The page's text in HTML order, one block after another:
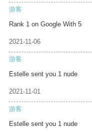
游客
Rank 1 on Google With 5
2021-11-06
游客
Estelle sent you 1 nude
2021-11-01
游客
Estelle sent you 1 nude